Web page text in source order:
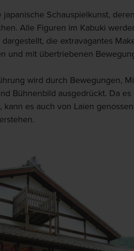
Schauspielkunst,
Alle Figuren im Kabuki
die extravagantes
und mit übertriebenen
wird durch Bewegungen,
Bühnenbild ausgedrückt. Da
kann es auch von Laien